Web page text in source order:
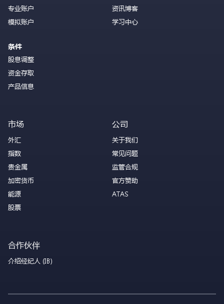
专业账户
模拟账户
条件
股息调整
资金存取
产品信息
资讯博客
学习中心
市场
外汇
指数
贵金属
加密货币
能源
股票
公司
关于我们
常见问题
监管合规
官方赞助
ATAS
合作伙伴
介绍经纪人 (IB)